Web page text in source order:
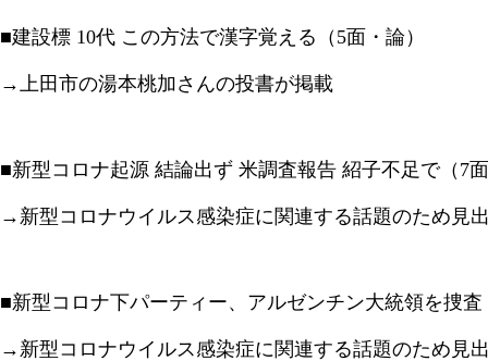
■建設標 10代 この方法で漢字覚える（5面・論）
→上田市の湯本桃加さんの投書が掲載
■新型コロナ起源 結論出ず 米調査報告 紹子不足で（7
→新型コロナウイルス感染症に関連する話題のため見
■新型コロナ下パーティー、アルゼンチン大統領を捜
→新型コロナウイルス感染症に関連する話題のため見